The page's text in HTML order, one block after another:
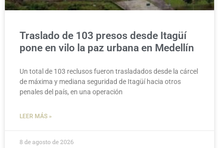
Traslado de 103 presos desde Itagüí
pone en vilo la paz urbana en Medellín
Un total de 103 reclusos fueron trasladados desde la cárcel
de máxima y mediana seguridad de Itagüí hacia otros
penales del país, en una operación
LEER MÁS »
8 de agosto de 2026